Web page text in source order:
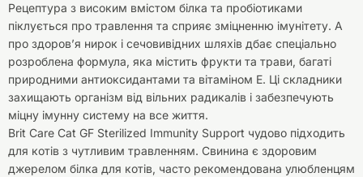
Рецептура з високим вмістом білка та пробіотиками
піклується про травлення та сприяє зміцненню імунітету. А
про здоров’я нирок і сечовивідних шляхів дбає спеціально
розроблена формула, яка містить фрукти та трави, багаті
природними антиоксидантами та вітаміном Е. Ці складники
захищають організм від вільних радикалів і забезпечують
міцну імунну систему на все життя.
Brit Care Cat GF Sterilized Immunity Support чудово підходить
для котів з чутливим травленням. Свинина є здоровим
джерелом білка для котів, часто рекомендована улюбленцям